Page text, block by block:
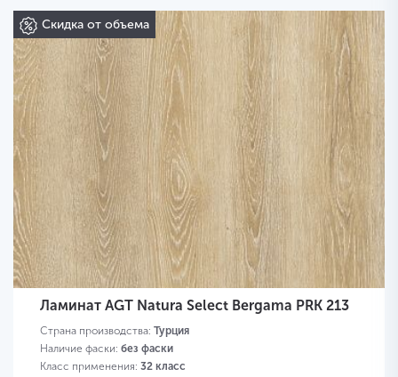
Скидка от объема
Ламинат AGT Natura Select Bergama PRK 213
Страна производства: Турция
Наличие фаски: без фаски
Класс применения: 32 класс